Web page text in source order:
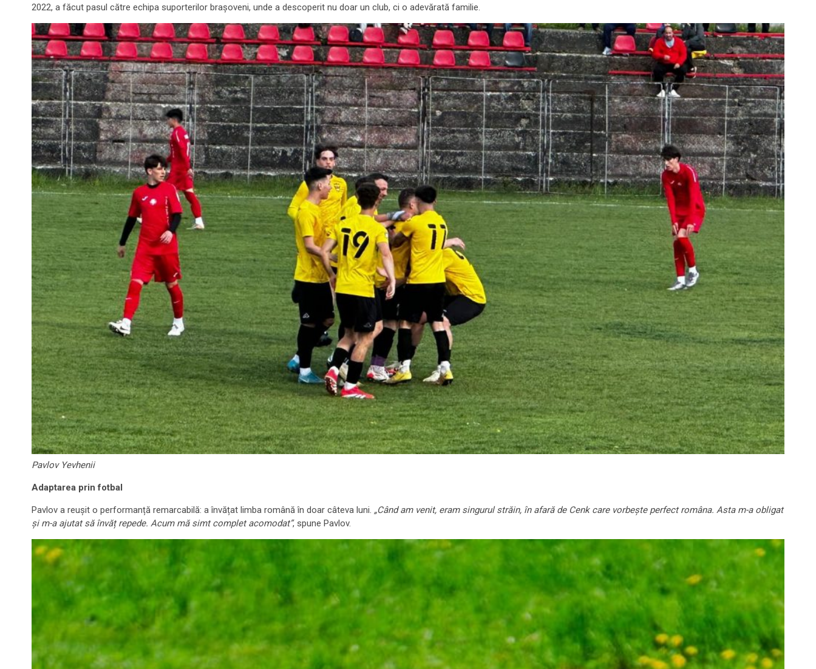
2022, a făcut pasul către echipa suporterilor brașoveni, unde a descoperit nu doar un club, ci o adevărată familie.
Pavlov Yevhenii
Adaptarea prin fotbal
Pavlov a reușit o performanță remarcabilă: a învățat limba română în doar câteva luni. „Când am venit, eram singurul străin, în afară de Cenk care vorbește perfect româna. Asta m-a obligat
și m-a ajutat să învăț repede. Acum mă simt complet acomodat”, spune Pavlov.